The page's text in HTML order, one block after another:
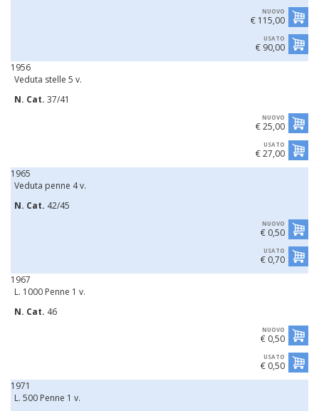
NUOVO
€ 115,00
USATO
€ 90,00
1956
Veduta stelle 5 v.
N. Cat. 37/41
NUOVO
€ 25,00
USATO
€ 27,00
1965
Veduta penne 4 v.
N. Cat. 42/45
NUOVO
€ 0,50
USATO
€ 0,70
1967
L. 1000 Penne 1 v.
N. Cat. 46
NUOVO
€ 0,50
USATO
€ 0,50
1971
L. 500 Penne 1 v.